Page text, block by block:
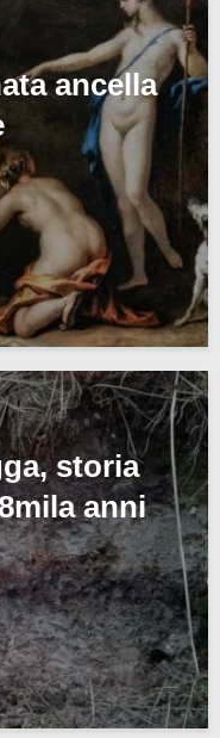
ancella
storia
anni